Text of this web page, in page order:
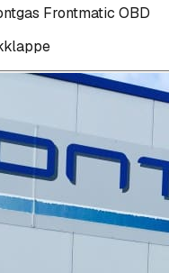
Frontmatic OBD